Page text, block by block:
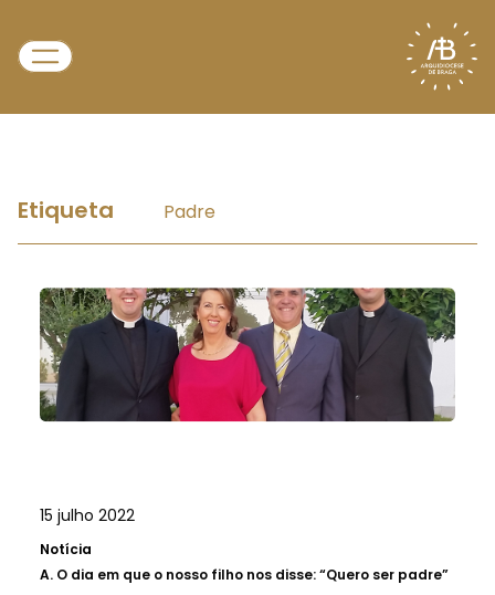
Etiqueta Padre
15 julho 2022
Notícia
A. O dia em que o nosso filho nos disse: “Quero ser padre”